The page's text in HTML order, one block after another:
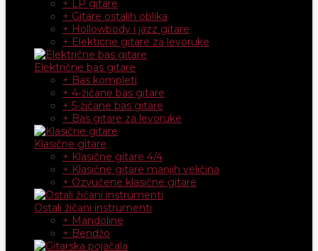
+ LP gitare
+ Gitare ostalih oblika
+ Hollowbody i jazz gitare
+ Elekticne gitare za levoruke
Električne bas gitare
+ Bas kompleti
+ 4-žičane bas gitare
+ 5-žičane bas gitare
+ Bas gitare za levoruke
Klasične gitare
+ Klasične gitare 4/4
+ Klasične gitare manjih veličina
+ Ozvučene klasične gitare
Ostali žičani instrumenti
+ Mandoline
+ Bendžo